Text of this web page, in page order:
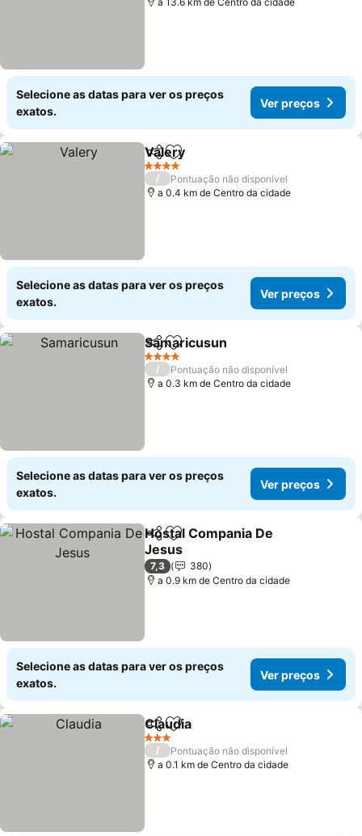
Selecione as datas para ver os preços
exatos.
Ver preços
PartilharAdicionar aos favoritos
Valery
4 Estrelas
/
Pontuação não disponível
a 0.4 km de Centro da cidade
Selecione as datas para ver os preços
exatos.
Ver preços
PartilharAdicionar aos favoritos
Samaricusun
4 Estrelas
/
Pontuação não disponível
a 0.3 km de Centro da cidade
Selecione as datas para ver os preços
exatos.
Ver preços
PartilharAdicionar aos favoritos
Hostal Compania De
Jesus
Ver preços
7,3
380
a 0.9 km de Centro da cidade
Selecione as datas para ver os preços
exatos.
Ver preços
PartilharAdicionar aos favoritos
Claudia
3 Estrelas
/
Pontuação não disponível
a 0.1 km de Centro da cidade